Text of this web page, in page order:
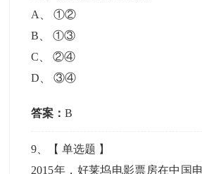
A
、①②
B 、①③
C 、②④
D 、③④
答案：B
9 、【单选题 】
2015年，好莱坞电影票房在中国